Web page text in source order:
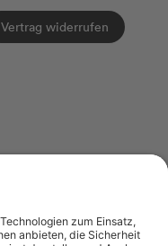
Vertrag widerrufen